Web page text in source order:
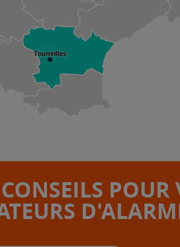
Tourreilles
POUR